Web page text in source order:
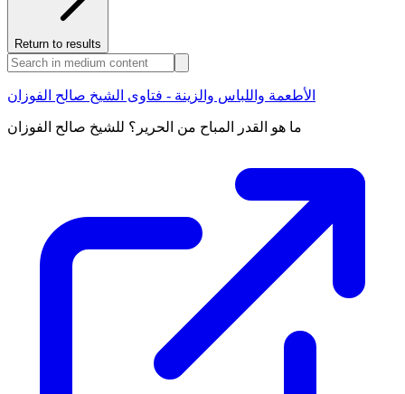
Return to results
الأطعمة واللباس والزينة - فتاوى الشيخ صالح الفوزان
ما هو القدر المباح من الحرير؟ للشيخ صالح الفوزان